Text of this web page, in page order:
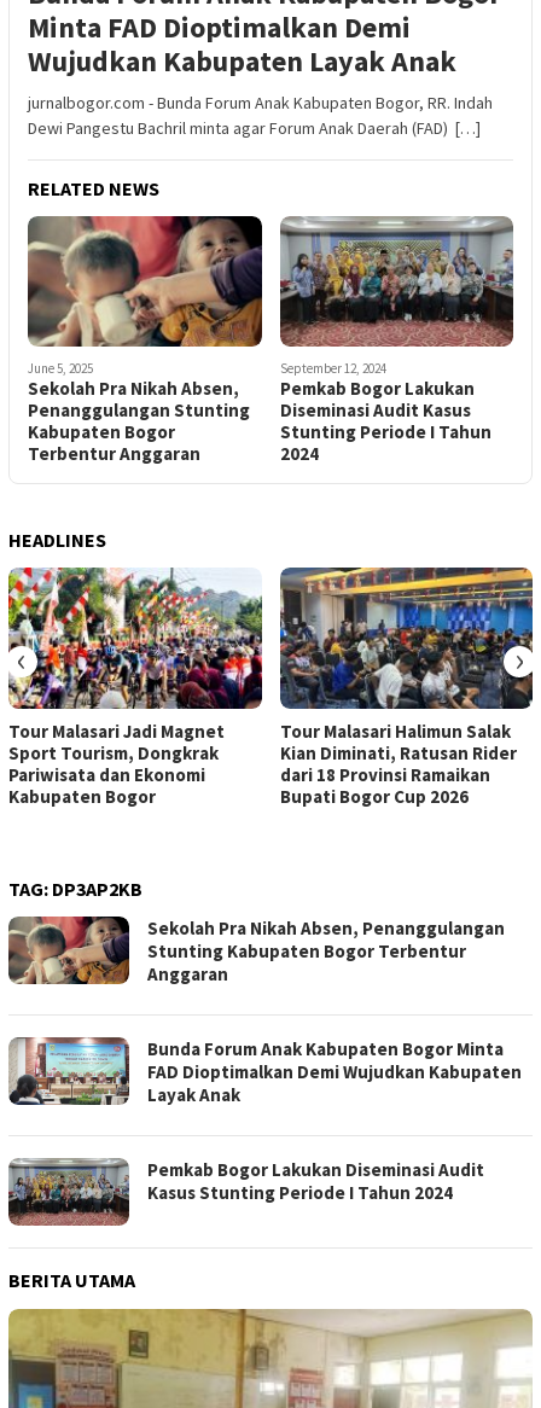
Minta FAD Dioptimalkan Demi
Wujudkan Kabupaten Layak Anak
jurnalbogor.com - Bunda Forum Anak Kabupaten Bogor, RR. Indah
Dewi Pangestu Bachril minta agar Forum Anak Daerah (FAD) […]
RELATED NEWS
June 5, 2025
Sekolah Pra Nikah Absen,
Penanggulangan Stunting
Kabupaten Bogor
Terbentur Anggaran
September 12, 2024
Pemkab Bogor Lakukan
Diseminasi Audit Kasus
Stunting Periode I Tahun
2024
HEADLINES
Tour Malasari Jadi Magnet
Sport Tourism, Dongkrak
Pariwisata dan Ekonomi
Kabupaten Bogor
Tour Malasari Halimun Salak
Kian Diminati, Ratusan Rider
dari 18 Provinsi Ramaikan
Bupati Bogor Cup 2026
‹ ›
TAG: DP3AP2KB
Sekolah Pra Nikah Absen, Penanggulangan
Stunting Kabupaten Bogor Terbentur
Anggaran
Bunda Forum Anak Kabupaten Bogor Minta
FAD Dioptimalkan Demi Wujudkan Kabupaten
Layak Anak
Pemkab Bogor Lakukan Diseminasi Audit
Kasus Stunting Periode I Tahun 2024
BERITA UTAMA